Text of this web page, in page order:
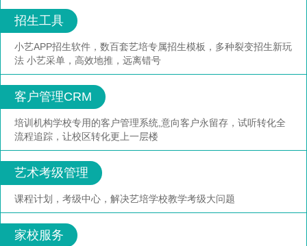
招生工具
小艺APP招生软件，数百套艺培专属招生模板，多种裂变招生新玩
法 小艺采单，高效地推，远离错号
客户管理CRM
培训机构学校专用的客户管理系统,意向客户永留存，试听转化全
流程追踪，让校区转化更上一层楼
艺术考级管理
课程计划，考级中心，解决艺培学校教学考级大问题
家校服务